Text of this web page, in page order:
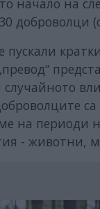
начало на
доброволци
пускали
случайното
на
- животни,